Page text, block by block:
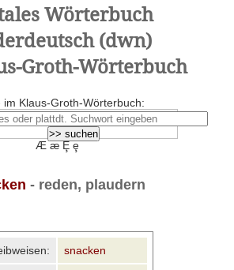
Wörterbuch
(dwn)
Groth-Wörterbuch
im Klaus-Groth-Wörterbuch:
Æ æ Ȩ ȩ
- reden, plaudern
snacken